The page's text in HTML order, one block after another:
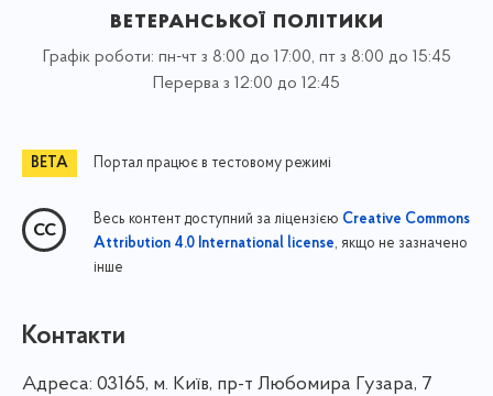
ветеранської політики
Графік роботи: пн-чт з 8:00 до 17:00, пт з 8:00 до 15:45
Перерва з 12:00 до 12:45
Портал працює в тестовому режимі
Весь контент доступний за ліцензією Creative Commons
Attribution 4.0 International license, якщо не зазначено
інше
Контакти
Адреса: 03165, м. Київ, пр-т Любомира Гузара, 7